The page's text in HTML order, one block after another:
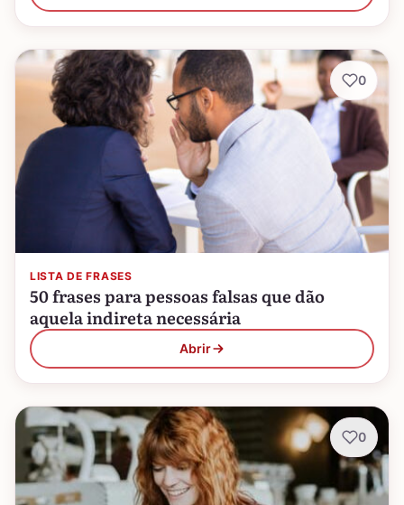
LISTA DE FRASES
50 frases para pessoas falsas que dão
aquela indireta necessária
Abrir
0
0